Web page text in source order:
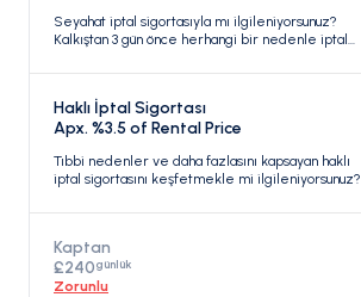
Seyahat iptal sigortasıyla mı ilgileniyorsunuz?
Kalkıştan 3 gün önce herhangi bir nedenle iptal
Haklı İptal Sigortası
Apx. %3.5 of Rental Price
Tıbbi nedenler ve daha fazlasını kapsayan haklı
iptal sigortasını keşfetmekle mi ilgileniyorsunuz?
Kaptan
£240günlük
Zorunlu